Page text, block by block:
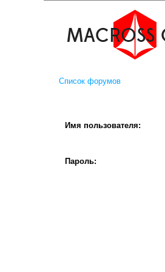
Список форумов
Имя пользователя:
Пароль: